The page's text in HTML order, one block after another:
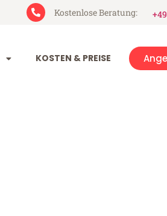
Kostenlose Beratung:
KOSTEN & PREISE